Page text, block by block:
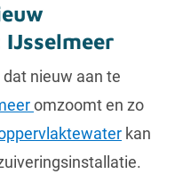
nieuw aan te
omzoomt en zo
kan